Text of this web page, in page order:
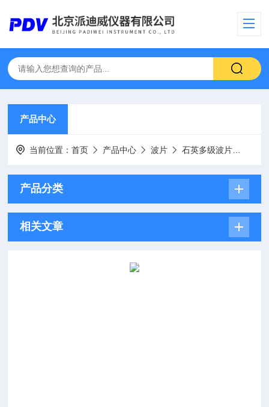
产品中心
当前位置：首页 产品中心 波片 石英多级波片
产品分类
相关文章